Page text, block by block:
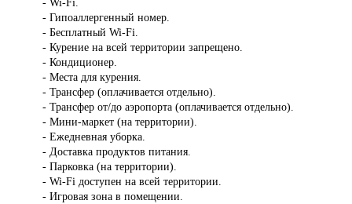
- Wi-Fi.
- Гипоаллергенный номер.
- Бесплатный Wi-Fi.
- Курение на всей территории запрещено.
- Кондиционер.
- Места для курения.
- Трансфер (оплачивается отдельно).
- Трансфер от/до аэропорта (оплачивается отдельно).
- Мини-маркет (на территории).
- Ежедневная уборка.
- Доставка продуктов питания.
- Парковка (на территории).
- Wi-Fi доступен на всей территории.
- Игровая зона в помещении.